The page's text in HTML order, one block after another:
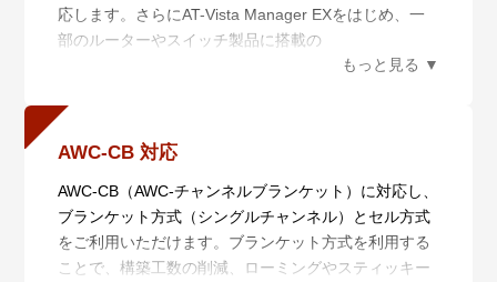
の順番待ちが発生しない同時通信を実現しました。こ
れにより低遅延での通信が可能となります。
応します。さらにAT-Vista Manager EXをはじめ、一
部のルーターやスイッチ製品に搭載の
AWC（Autonomous Wave Control）に対応しており、
慮し、最適化することで、無線LANの運用コストを低
減します。
どの機能を備えるほか、共通の設定情報をテンプレー
ト化して複数の無線APに適用できるため、導入や運用
時の変更にかかる工数を削減できます。
※1 AT-TQ6702 GEN2はAT-Vista Manager EXバージ
AWC-CB 対応
AWC-CB（AWC-チャンネルブランケット）に対応し、
ブランケット方式（シングルチャンネル）とセル方式
をご利用いただけます。ブランケット方式を利用する
ことで、構築工数の削減、ローミングやスティッキー